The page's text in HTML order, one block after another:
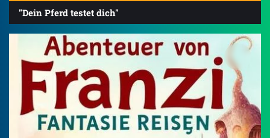
"Dein Pferd testet dich"